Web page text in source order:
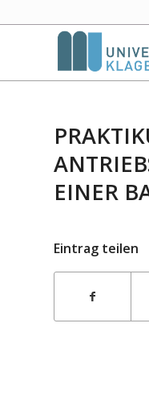
EINER
Eintrag teilen